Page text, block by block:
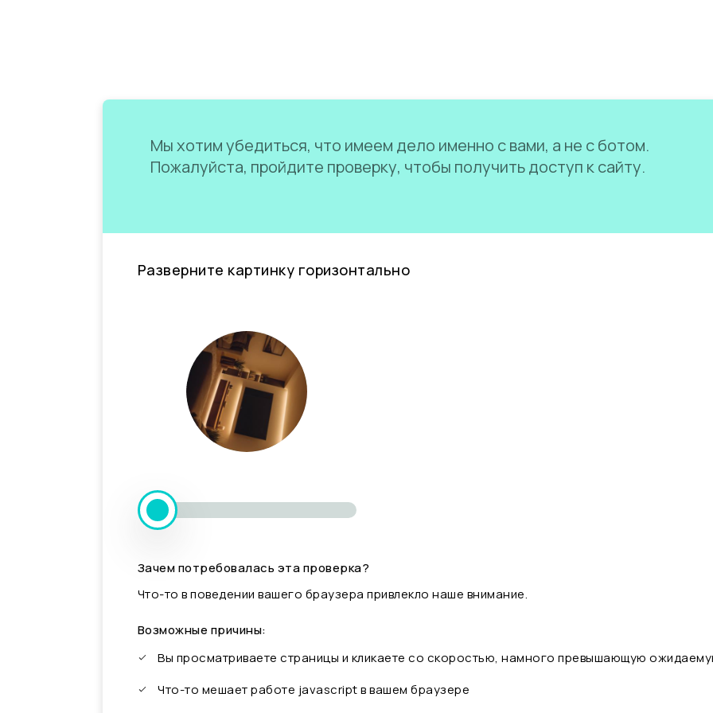
Мы хотим убедиться, что имеем дело именно с вами, а не с ботом.
Пожалуйста, пройдите проверку, чтобы получить доступ к сайту.
Разверните картинку горизонтально
Зачем потребовалась эта проверка?
Что-то в поведении вашего браузера привлекло наше внимание.
Возможные причины:
Вы просматриваете страницы и кликаете со скоростью, намного превышающую
Что-то мешает работе javascript в вашем браузере